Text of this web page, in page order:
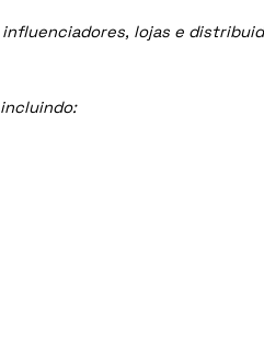
lojas e